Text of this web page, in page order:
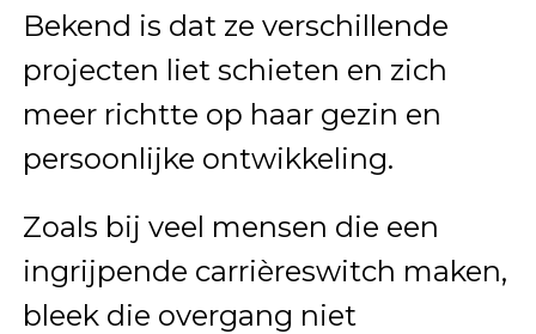
Bekend is dat ze verschillende
projecten liet schieten en zich
meer richtte op haar gezin en
persoonlijke ontwikkeling.
Zoals bij veel mensen die een
ingrijpende carrièreswitch maken,
bleek die overgang niet